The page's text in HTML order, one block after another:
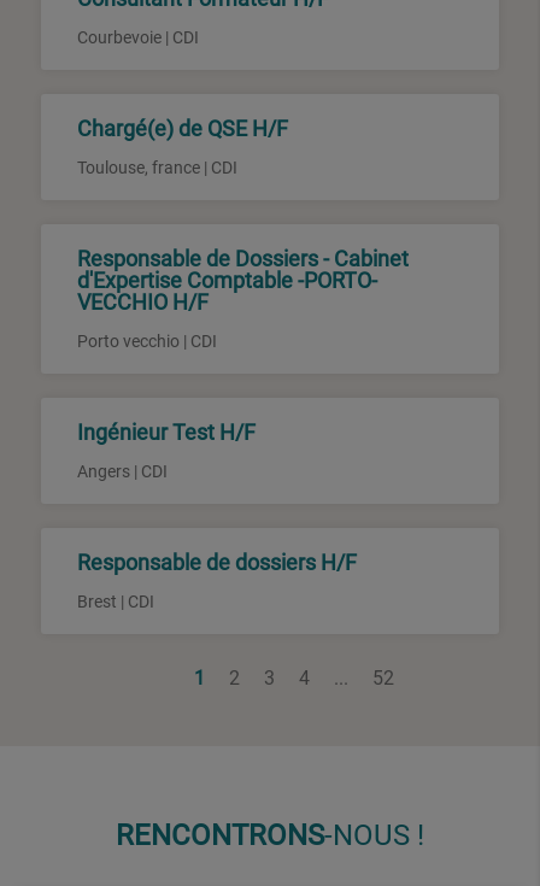
Courbevoie | CDI
Chargé(e) de QSE H/F
Toulouse, france | CDI
Responsable de Dossiers - Cabinet
d'Expertise Comptable -PORTO-
VECCHIO H/F
Porto vecchio | CDI
Ingénieur Test H/F
Angers | CDI
Responsable de dossiers H/F
Brest | CDI
1 2 3 4 ... 52
RENCONTRONS-NOUS !